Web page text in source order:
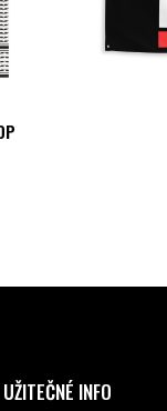
UŽITEČNÉ INFO